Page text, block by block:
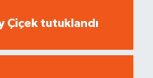
Çiçek tutuklandı